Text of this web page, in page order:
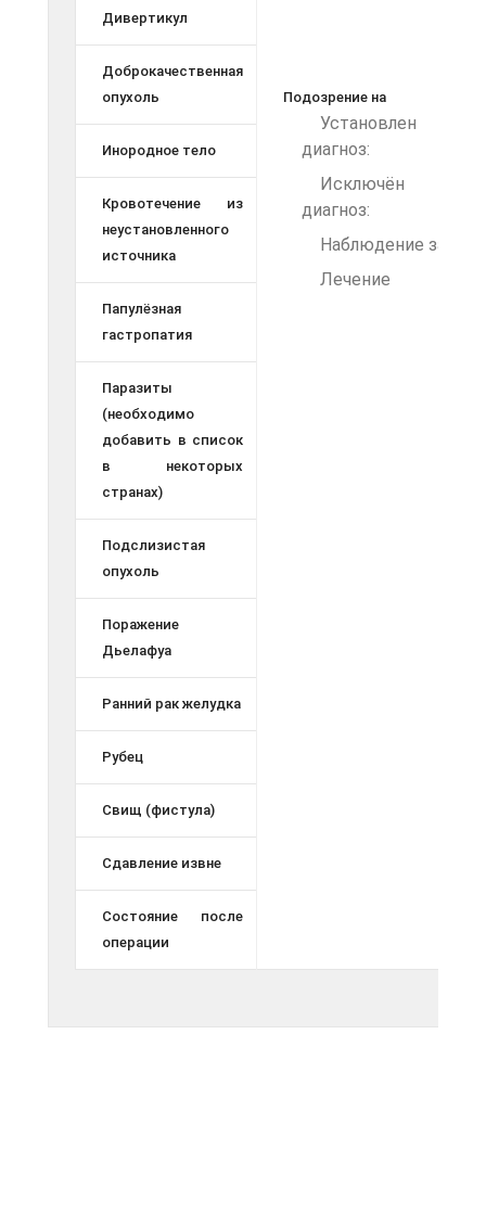
Подозрение на
Установлен
диагноз:
Исключён
диагноз:
Наблюдение за
Лечение
Дивертикул
Доброкачественная
опухоль
Инородное тело
Кровотечение из
неустановленного
источника
Папулёзная
гастропатия
Паразиты
(необходимо
добавить в список
в некоторых
странах)
Подслизистая
опухоль
Поражение
Дьелафуа
Ранний рак желудка
Рубец
Свищ (фистула)
Сдавление извне
Состояние после
операции